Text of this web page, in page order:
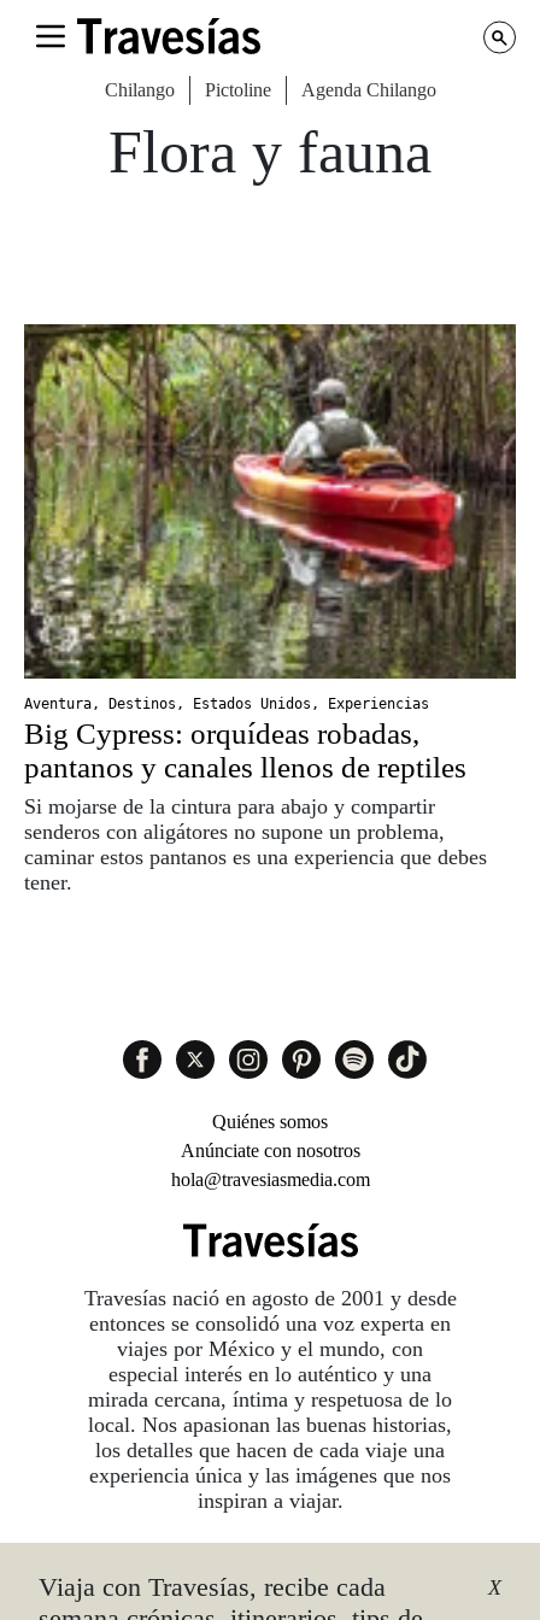
Chilango Pictoline Agenda Chilango
Flora y fauna
Aventura, Destinos , Estados Unidos , Experiencias
Big Cypress: orquídeas robadas,
pantanos y canales llenos de reptiles
Si mojarse de la cintura para abajo y compartir
senderos con aligátores no supone un problema,
caminar estos pantanos es una experiencia que debes
tener.
Viaja con Travesías, recibe cada
X
Travesías nació en agosto de 2001 y desde
entonces se consolidó una voz experta en
viajes por México y el mundo, con
especial interés en lo auténtico y una
mirada cercana, íntima y respetuosa de lo
local. Nos apasionan las buenas historias,
los detalles que hacen de cada viaje una
experiencia única y las imágenes que nos
inspiran a viajar.
Quiénes somos
Anúnciate con nosotros
hola@travesiasmedia.com
©2026 DERECHOS RESERVADOS.
TRAVESÍAS ES UNA MARCA REGISTRADA